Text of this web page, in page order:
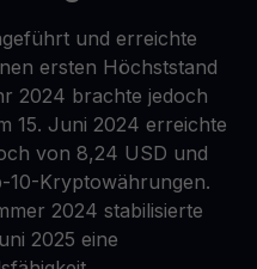
und erreichte
ersten Höchststand
2024 brachte jedoch
15. Juni 2024 erreichte
von 8,24 USD und
10-Kryptowährungen.
2024 stabilisierte
2025 eine